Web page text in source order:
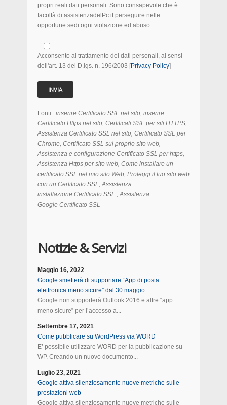
propri reali dati personali. Sono consapevole che è
facoltà di assistenzadelPc.it perseguire nelle
opportune sedi ogni violazione ed abuso.
Acconsento al trattamento dei dati personali, ai sensi
dell'art. 13 del D.lgs. n. 196/2003 [Privacy Policy]
Fonti : inserire Certificato SSL nel sito, inserire
Certificato Https nel sito, Certificati SSL per siti HTTPS,
Assistenza Certificato SSL nel sito, Certificato SSL per
Chrome, Certificato SSL sul proprio sito web,
Assistenza e configurazione Certificato SSL per https,
Assistenza Https per sito web, Come installare un
certificato SSL nel mio sito Web, Proteggi il tuo sito web
con un Certificato SSL, Assistenza
installazione Certificato SSL , Assistenza
Google Certificato SSL
Notizie & Servizi
Maggio 16, 2022
Google smetterà di supportare “App di posta
elettronica meno sicure” dal 30 maggio.
Google non supporterà Outlook 2016 e altre “app
meno sicure” per l’accesso a...
Settembre 17, 2021
Come pubblicare su WordPress via WORD
E’ possibile utilizzare WORD per la pubblicazione su
WP. Creando un nuovo documento...
Luglio 23, 2021
Google attiva silenziosamente nuove metriche sulle
prestazioni web
Google attiva silenziosamente nuove metriche sulle